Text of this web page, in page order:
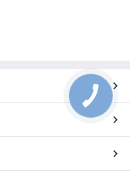
КНОПКА
ЗВ'ЯЗКУ